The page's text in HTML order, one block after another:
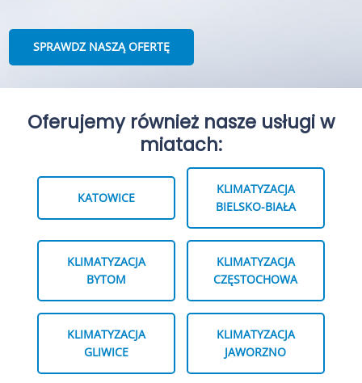
SPRAWDZ NASZĄ OFERTĘ
Oferujemy również nasze usługi w
miatach:
KATOWICE
KLIMATYZACJA
BIELSKO-BIAŁA
KLIMATYZACJA
BYTOM
KLIMATYZACJA
CZĘSTOCHOWA
KLIMATYZACJA
GLIWICE
KLIMATYZACJA
JAWORZNO